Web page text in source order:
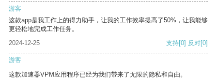
游客
这款app是我工作上的得力助手，让我的工作效率提高了50%，让我能够
更轻松地完成工作任务。
2024-12-25
支持[0] 反对[0]
游客
这款加速器VPM应用程序已经为我们带来了无限的隐私和自由。